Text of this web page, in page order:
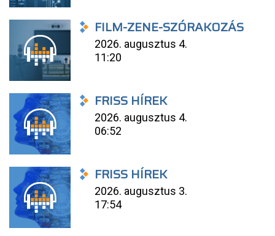
FILM-ZENE-SZÓRAKOZÁS
2026. augusztus 4.
11:20
FRISS HÍREK
2026. augusztus 4.
06:52
FRISS HÍREK
2026. augusztus 3.
17:54